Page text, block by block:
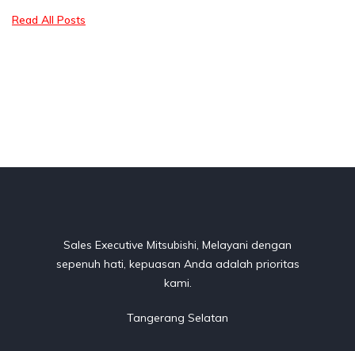
Read All Posts
Sales Executive Mitsubishi, Melayani dengan
sepenuh hati, kepuasan Anda adalah prioritas
kami.
Tangerang Selatan